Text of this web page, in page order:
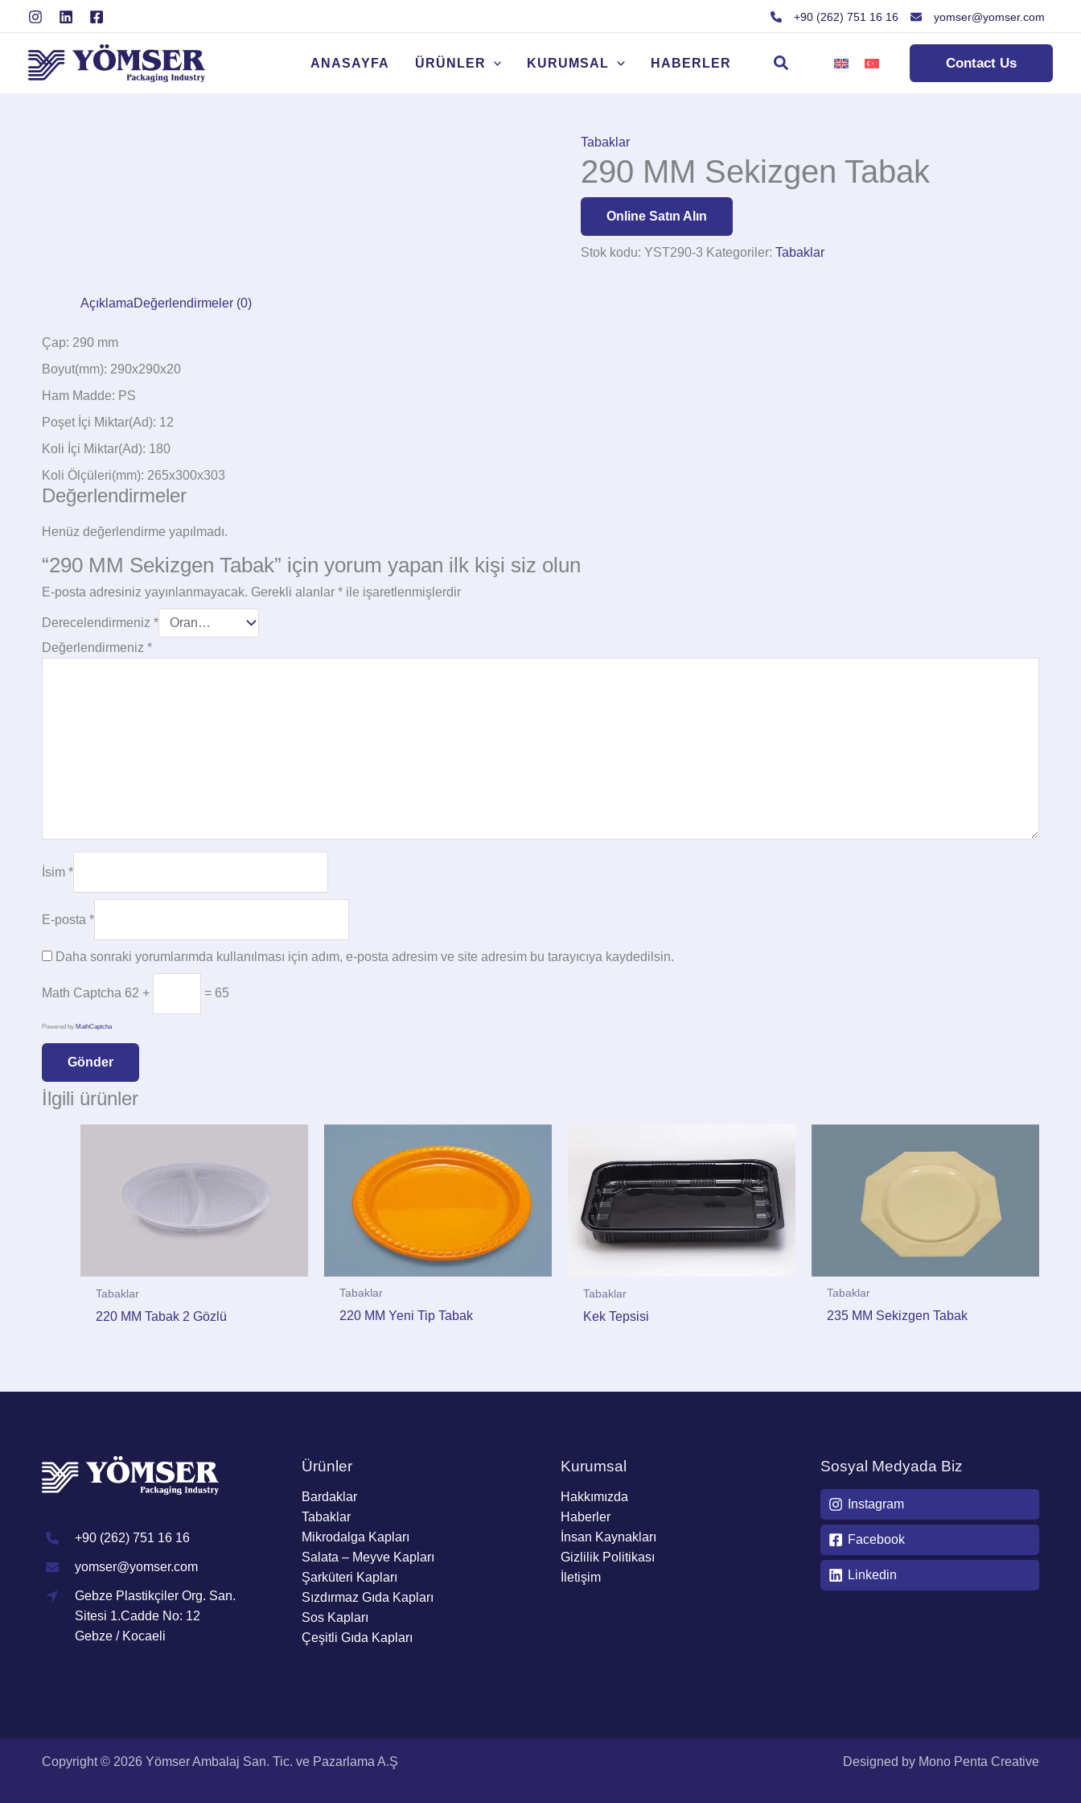
İçeriğe
+90 (262) 751 16 16 yomser@yomser.com
ANASAYFA ÜRÜNLER KURUMSAL HABERLER Arama Contact Us
Tabaklar
290 MM Sekizgen Tabak
Online Satın Alın
Stok kodu: YST290-3 Kategoriler: Tabaklar
AçıklamaDeğerlendirmeler (0)
Çap: 290 mm
Boyut(mm): 290x290x20
Ham Madde: PS
Poşet İçi Miktar(Ad): 12
Koli İçi Miktar(Ad): 180
Koli Ölçüleri(mm): 265x300x303
Değerlendirmeler
Henüz değerlendirme yapılmadı.
“290 MM Sekizgen Tabak” için yorum yapan ilk kişi siz olun
E-posta adresiniz yayınlanmayacak. Gerekli alanlar * ile işaretlenmişlerdir
Derecelendirmeniz *
Değerlendirmeniz *
İsim *
E-posta *
Daha sonraki yorumlarımda kullanılması için adım, e-posta adresim ve site adresim bu tarayıcıya kaydedilsin.
Math Captcha 62 + = 65
Powered by MathCaptcha
İlgili ürünler
Tabaklar
220 MM Tabak 2 Gözlü
Tabaklar
220 MM Yeni Tip Tabak
Tabaklar
Kek Tepsisi
Tabaklar
235 MM Sekizgen Tabak
+90 (262) 751 16 16
yomser@yomser.com
Gebze Plastikçiler Org. San.
Sitesi 1.Cadde No: 12
Gebze / Kocaeli
Ürünler
Bardaklar
Tabaklar
Mikrodalga Kapları
Salata – Meyve Kapları
Şarküteri Kapları
Sızdırmaz Gıda Kapları
Sos Kapları
Çeşitli Gıda Kapları
Kurumsal
Hakkımızda
Haberler
İnsan Kaynakları
Gizlilik Politikası
İletişim
Sosyal Medyada Biz
Instagram
Facebook
Linkedin
Copyright © 2026 Yömser Ambalaj San. Tic. ve Pazarlama A.Ş Designed by Mono Penta Creative